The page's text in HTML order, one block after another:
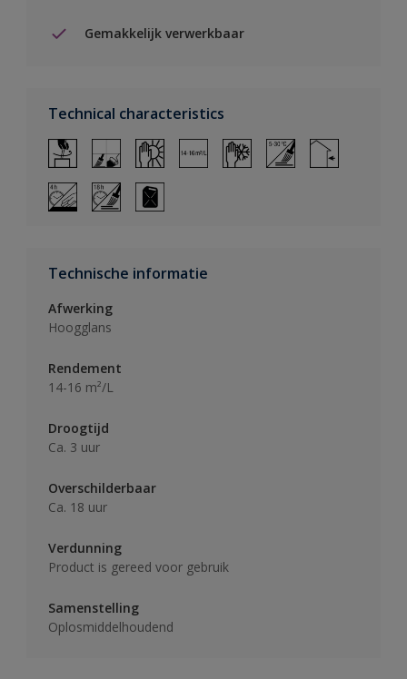
Gemakkelijk verwerkbaar
Technical characteristics
Technische informatie
Afwerking
Hoogglans
Rendement
14-16 m²/L
Droogtijd
Ca. 3 uur
Overschilderbaar
Ca. 18 uur
Verdunning
Product is gereed voor gebruik
Samenstelling
Oplosmiddelhoudend